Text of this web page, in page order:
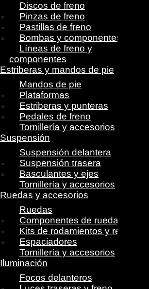
Discos de freno
Pinzas de freno
Pastillas de freno
Bombas y componentes
Líneas de freno y
componentes
Estriberas y mandos de pie
Mandos de pie
Plataformas
Estriberas y punteras
Pedales de freno
Tornillería y accesorios
Suspensión
Suspensión delantera
Suspensión trasera
Basculantes y ejes
Tornillería y accesorios
Ruedas y accesorios
Ruedas
Componentes de ruedas
Kits de rodamientos y retenes
Espaciadores
Tornillería y accesorios
Iluminación
Focos delanteros